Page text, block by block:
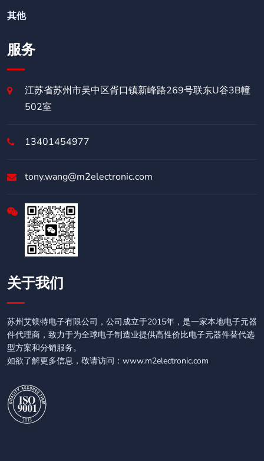
其他
服务
江苏省苏州市吴中区胥口镇新峰路269号联东U谷3B幢
502室
13401454977
tony.wang@m2electronic.com
关于我们
苏州艾镁特电子有限公司，公司成立于2015年，是一家本地电子元器
件代理商，致力于为全球电子制造业提供高性价比电子元器件替代选
型方案和分销服务。
如欲了解更多信息，敬请访问：www.m2electronic.com